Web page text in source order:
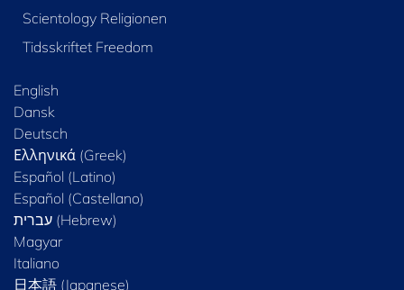
Scientology Religionen
Tidsskriftet Freedom
English
Dansk
Deutsch
Ελληνικά (Greek)
Español (Latino)
Español (Castellano)
Magyar
Italiano
日本語 (Japanese)